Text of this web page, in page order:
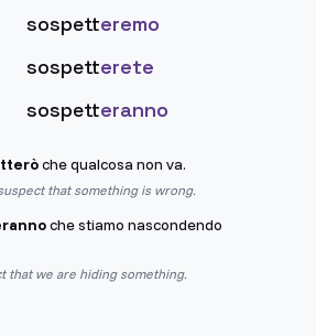
sospetteremo
sospetterete
sospetteranno
che qualcosa non va.
that something is wrong.
che stiamo nascondendo
that we are hiding something.